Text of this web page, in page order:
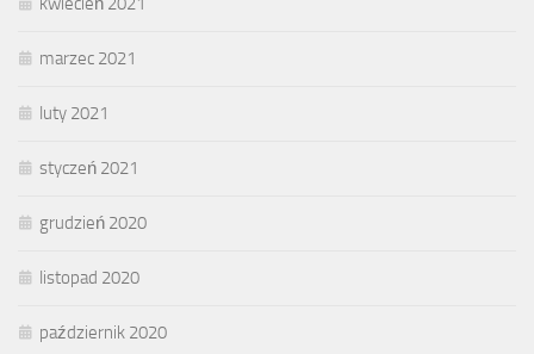
marzec 2021
luty 2021
styczeń 2021
grudzień 2020
listopad 2020
październik 2020